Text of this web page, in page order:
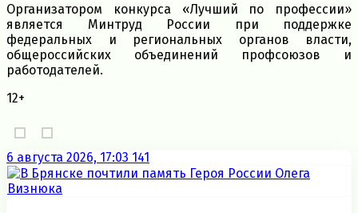
Организатором конкурса «Лучший по профессии»
является Минтруд России при поддержке
федеральных и региональных органов власти,
общероссийских объединений профсоюзов и
работодателей.
12+
6 августа 2026, 17:03 141